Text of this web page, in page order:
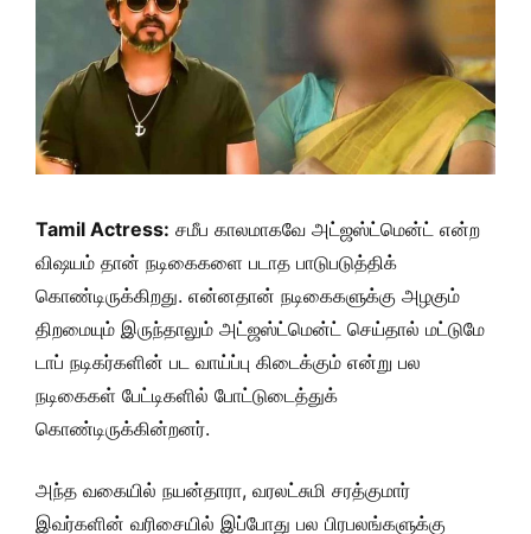
Tamil Actress: சமீப காலமாகவே அட்ஜஸ்ட்மென்ட் என்ற
விஷயம் தான் நடிகைகளை படாத பாடுபடுத்திக்
கொண்டிருக்கிறது. என்னதான் நடிகைகளுக்கு அழகும்
திறமையும் இருந்தாலும் அட்ஜஸ்ட்மென்ட் செய்தால் மட்டுமே
டாப் நடிகர்களின் பட வாய்ப்பு கிடைக்கும் என்று பல
நடிகைகள் பேட்டிகளில் போட்டுடைத்துக்
கொண்டிருக்கின்றனர்.
அந்த வகையில் நயன்தாரா, வரலட்சுமி சரத்குமார்
இவர்களின் வரிசையில் இப்போது பல பிரபலங்களுக்கு